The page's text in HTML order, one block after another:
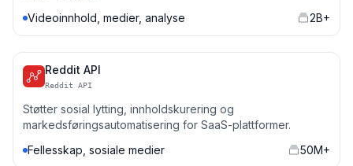
Videoinnhold, medier, analyse
2B+
Reddit API
Reddit API
Støtter sosial lytting, innholdskurering og
markedsføringsautomatisering for SaaS-plattformer.
Fellesskap, sosiale medier
50M+